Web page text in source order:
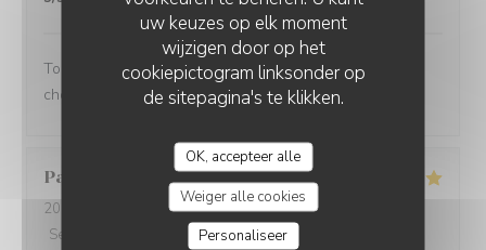
uw keuzes op elk moment
wijzigen door op het
cookiepictogram linksonder op
de sitepagina's te klikken.
OK, accepteer alle
Weiger alle cookies
Personaliseer
Tout était parfait, de l'accueil aux plats ! Le client est
chouchouté !
Pascale
2026-08-02
- 13:00 - Gasten 6
Service
:5/5 Keuken: